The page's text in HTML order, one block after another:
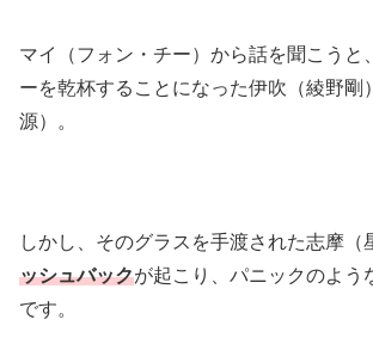
マイ（フォン・チー）から話を聞こうと
ーを乾杯することになった伊吹（綾野剛
源）。
しかし、そのグラスを手渡された志摩（
ッシュバックが起こり、パニックのよう
です。